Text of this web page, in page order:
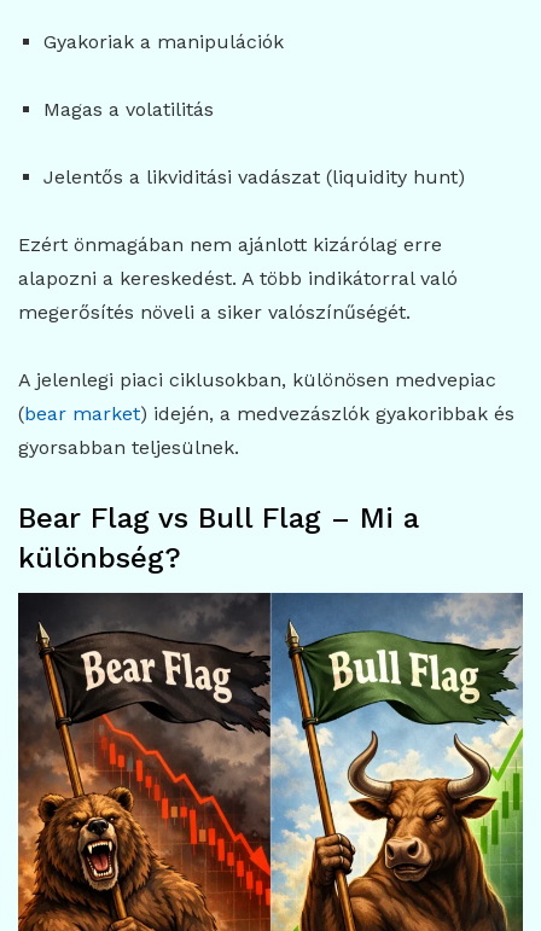
Gyakoriak a manipulációk
Magas a volatilitás
Jelentős a likviditási vadászat (liquidity hunt)
Ezért önmagában nem ajánlott kizárólag erre
alapozni a kereskedést. A több indikátorral való
megerősítés növeli a siker valószínűségét.
A jelenlegi piaci ciklusokban, különösen medvepiac
(bear market) idején, a medvezászlók gyakoribbak és
gyorsabban teljesülnek.
Bear Flag vs Bull Flag – Mi a
különbség?